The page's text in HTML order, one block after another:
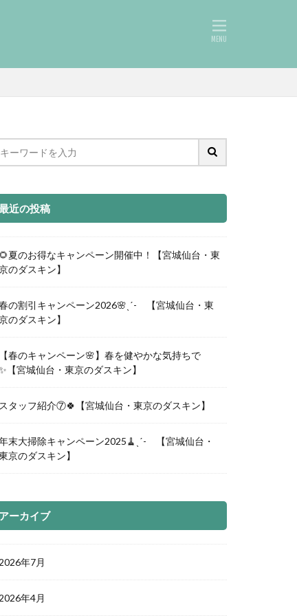
近の投稿
🌻夏のお得なキャンペーン開催中！【宮城仙台・東
のダスキン】
の割引キャンペーン2026🌸ˎˊ- 【宮城仙台・東
のダスキン】
【春のキャンペーン🌸】春を健やかな気持ちで
【宮城仙台・東京のダスキン】
スタッフ紹介⑦🍀【宮城仙台・東京のダスキン】
末大掃除キャンペーン2025🧹ˎˊ- 【宮城仙台・
京のダスキン】
アーカイブ
2026年7月
2026年4月